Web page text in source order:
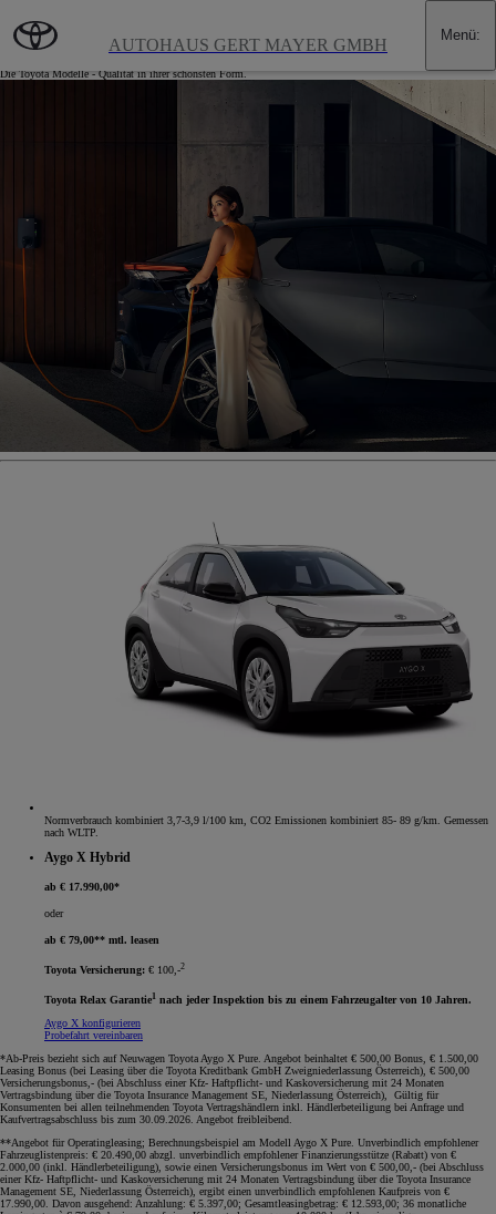
AUTOHAUS GERT MAYER GMBH Menü:
Angebote für Privatkunden
Die Toyota Modelle - Qualität in ihrer schönsten Form.
Normverbrauch kombiniert 3,7-3,9 l/100 km, CO2 Emissionen kombiniert 85- 89 g/km. Gemessen
nach WLTP.
Aygo X Hybrid
ab € 17.990,00*
oder
ab € 79,00** mtl. leasen
Toyota Versicherung: € 100,-2
Toyota Relax Garantie1 nach jeder Inspektion bis zu einem Fahrzeugalter von 10 Jahren.
Aygo X konfigurieren
Probefahrt vereinbaren
*Ab-Preis bezieht sich auf Neuwagen Toyota Aygo X Pure. Angebot beinhaltet € 500,00 Bonus, € 1.500,00
Leasing Bonus (bei Leasing über die Toyota Kreditbank GmbH Zweigniederlassung Österreich), € 500,00
Versicherungsbonus,- (bei Abschluss einer Kfz- Haftpflicht- und Kaskoversicherung mit 24 Monaten
Vertragsbindung über die Toyota Insurance Management SE, Niederlassung Österreich), Gültig für
Konsumenten bei allen teilnehmenden Toyota Vertragshändlern inkl. Händlerbeteiligung bei Anfrage und
Kaufvertragsabschluss bis zum 30.09.2026. Angebot freibleibend.
**Angebot für Operatingleasing; Berechnungsbeispiel am Modell Aygo X Pure. Unverbindlich empfohlener
Fahrzeuglistenpreis: € 20.490,00 abzgl. unverbindlich empfohlener Finanzierungsstütze (Rabatt) von €
2.000,00 (inkl. Händlerbeteiligung), sowie einen Versicherungsbonus im Wert von € 500,00,- (bei Abschluss
einer Kfz- Haftpflicht- und Kaskoversicherung mit 24 Monaten Vertragsbindung über die Toyota Insurance
Management SE, Niederlassung Österreich), ergibt einen unverbindlich empfohlenen Kaufpreis von €
17.990,00. Davon ausgehend: Anzahlung: € 5.397,00; Gesamtleasingbetrag: € 12.593,00; 36 monatliche